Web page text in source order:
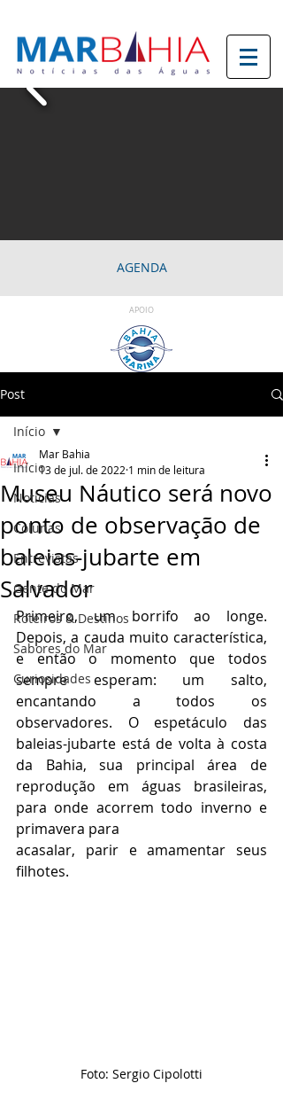
AGENDA
APOIO
Post
Início
Notícias
Colunas
Entrevistas
Gente do Mar
Roteiros & Destinos
Sabores do Mar
Curiosidades
Início
Museu Náutico será novo
ponto de observação de
baleias-jubarte em
Salvador
Mar Bahia
13 de jul. de 2022 1 min de leitura
Primeiro, um borrifo ao longe.
Depois, a cauda muito característica,
e então o momento que todos
sempre esperam: um salto,
encantando a todos os
observadores. O espetáculo das
baleias-jubarte está de volta à costa
da Bahia, sua principal área de
reprodução em águas brasileiras,
para onde acorrem todo inverno e
primavera para
acasalar, parir e amamentar seus
filhotes.
Foto: Sergio Cipolotti